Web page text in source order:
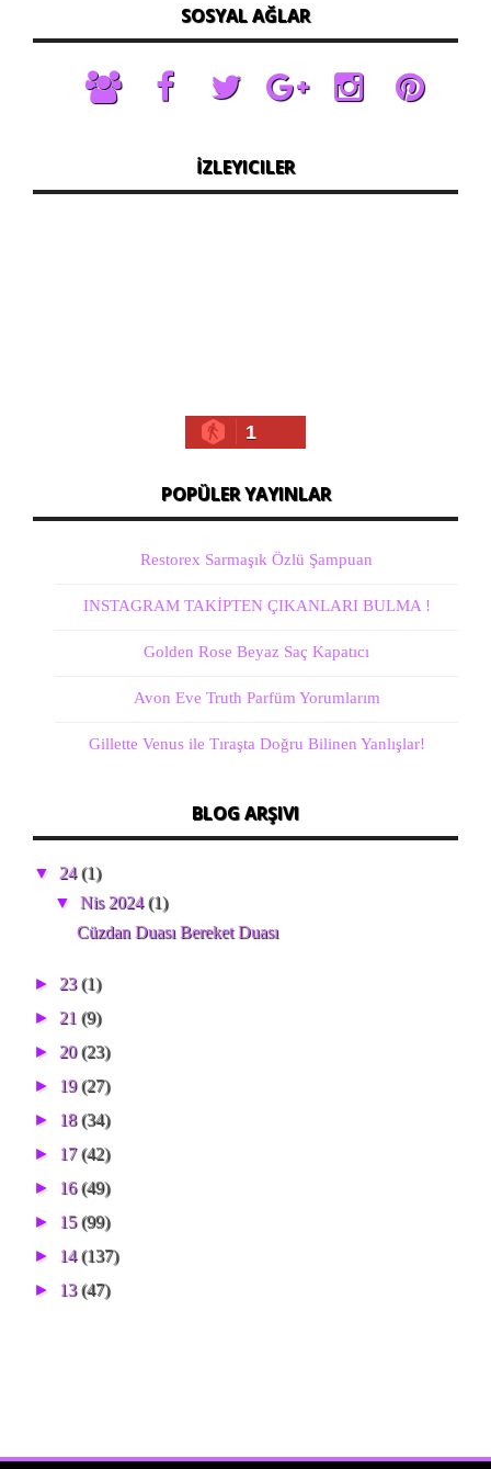
SOSYAL AĞLAR
İZLEYICILER
1
POPÜLER YAYINLAR
Restorex Sarmaşık Özlü Şampuan
INSTAGRAM TAKİPTEN ÇIKANLARI BULMA !
Golden Rose Beyaz Saç Kapatıcı
Avon Eve Truth Parfüm Yorumlarım
Gillette Venus ile Tıraşta Doğru Bilinen Yanlışlar!
BLOG ARŞIVI
▼ 24(1)
▼Nis 2024(1)
Cüzdan Duası Bereket Duası
► 23(1)
► 21 (9)
► 20(23)
► 19(27)
► 18(34)
► 17(42)
► 16(49)
► 15(99)
► 14(137)
► 13(47)